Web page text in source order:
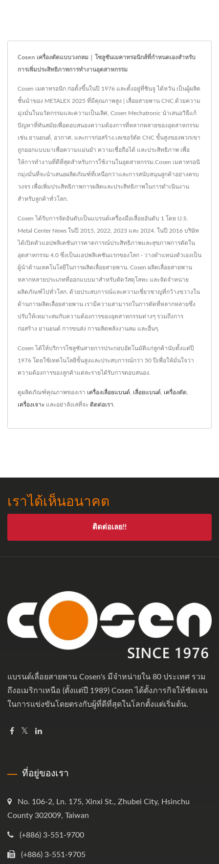
Cosen เครื่องตัดแบบวงกลม | โซลูชันเมคาทรอนิกส์ที่กำหนดเองสำหรับ
การเพิ่มประสิทธิภาพการทำงานอุตสาหกรรม
Cosen เมคาทรอนิก ก่อตั้งขึ้นในปี 1976 และตั้งอยู่ที่ซินจู ไต้หวัน เป็นผู้ผลิต
ชั้นนำของ METALEX 2025 ที่มีคุณภาพสูง | เลื่อยสายพาน CNC.ด้วยความ
มุ่งมั่นในนวัตกรรมและความเป็นเลิศ, Cosen Mechatronic นำเสนอวิธีแก้
ปัญหาที่ทันสมัยเพื่อตอบสนองความต้องการที่หลากหลายของอุตสาหกรรม
เช่น ยานยนต์, อวกาศ, และการก่อสร้าง.เลเซอร์ตัด CNC ขั้นสูงของพวกเขา
ถูกออกแบบมาเพื่อความแม่นยำ ความเชื่อถือได้ และประสิทธิภาพ เพื่อ
ให้การทำงานที่ดีที่สุดสำหรับการใช้งานในอุตสาหกรรม.Cosen เมคาทรอนิ
กมุ่งมั่นที่จะนำเสนอผลิตภัณฑ์ที่เหนือกว่าและการสนับสนุนลูกค้าอย่างครบ
วงจร เพื่อเพิ่มประสิทธิภาพการผลิตและประสิทธิภาพในการดำเนินงาน
สำหรับลูกค้าทั่วโลก.
Cosen ได้รับการจัดอันดับเป็นแบรนด์เครื่องมือเลื่อยอันดับ 1 โดย U.S.
Metal Center News ในปี 2015, 2022, 2023 และ 2024. ในปี 2016 บริษัท
ได้เปิดตัวแอปพลิเคชันการคาดการณ์ประสิทธิภาพและสุขภาพการตัดใน
อุตสาหกรรม 4.0 ซึ่งเป็นแอปพลิเคชันแรกของโลก - วางตำแหน่งตัวเองเป็น
ผู้นำด้านเทคโนโลยีในการผลิตเลื่อยสายพาน. Cosen ผลิตเลื่อยสายพาน
หลากหลายประเภทที่ออกแบบมาสำหรับตัดวัสดุโลหะ และจัดจำหน่าย
ผลิตภัณฑ์ไปทั่วโลก. ด้วยประสบการณ์และความเชี่ยวชาญที่กว้างขวางใน
ด้านการผลิตเลื่อยสายพาน เรามีความสามารถในการตัดที่หลากหลายซึ่ง
ปรับให้เหมาะสมกับความต้องการของอุตสาหกรรมต่างๆ รวมถึงการ
ก่อสร้าง ยานยนต์ การขนส่ง การผลิตพลังงานลม และอื่นๆ.
Cosen ได้ให้บริการโซลูชันสายการประกอบอัตโนมัติแก่ลูกค้านับตั้งแต่ปี
1976 โดยใช้เทคโนโลยีขั้นสูงและประสบการณ์กว่า 50 ปีเพื่อให้มั่นใจว่า
ความต้องการของลูกค้าแต่ละรายได้รับการตอบสนอง.
ดูผลิตภัณฑ์คุณภาพของเรา เครื่องเลื่อยแบนด์ เลื่อยแบนด์ เครื่องตัด
เครื่องเจาะ และอย่าลังเลที่จะ ติดต่อเรา
เราได้เห็นอนาคต
ติดต่อเลย!!
แบรนด์เลื่อยสายพาน Cosen's มีจำหน่ายใน 80 ประเทศ รวม
ถึงอเมริกาเหนือ (ตั้งแต่ปี 1989) Cosen ได้ตั้งภารกิจให้ชัดเจน
ในการแข่งขันโดยตรงกับผู้ที่ดีที่สุดในโลกตั้งแต่เริ่มต้น.
ที่อยู่ของเรา
No. 106-2, Ln. 175, Xinxi St., Zhubei City, Hsinchu
County 302009, Taiwan
(+886) 3-551-9700
(+886) 3-551-9705